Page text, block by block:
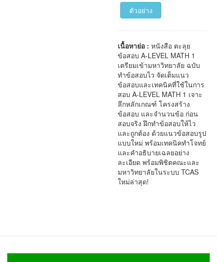
ตัวอย่าง
เนื้อหาย่อ :หนังสือ ตะลุย
ข้อสอบ A-LEVEL MATH 1
เตรียมเข้ามหาวิทยาลัย ฉบับ
ทำข้อสอบไว จัดเต็มแนว
ข้อสอบและเทคนิคที่ใช้ในการ
สอบ A-LEVEL MATH 1 เจาะ
ลึกหลักเกณฑ์ โครงสร้าง
ข้อสอบ และจำนวนข้อ ก่อน
สอบจริง ฝึกทำข้อสอบให้ไว
และถูกต้อง ด้วยแนวข้อสอบรูป
แบบใหม่ พร้อมเทคนิคทำโจทย์
และคำอธิบายเฉลยอย่าง
ละเอียด พร้อมพิชิตคณะและ
มหาวิทยาลัยในระบบ TCAS
ใหม่ล่าสุด!